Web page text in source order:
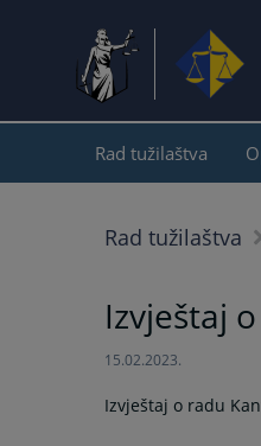
Rad tužilaštva
Rad tužilaštva
Izvještaj
15.02.2023.
Izvještaj o radu